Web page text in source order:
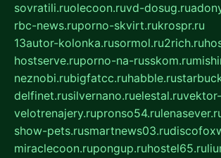
sovratili.ruolecoon.ruvd-dosug.ru
rbc-news.ruporno-skvirt.rukrospr.ru
13autor-kolonka.rusormol.ru2rich.ru
hostserve.ruporno-na-russkom.ru
neznobi.rubigfatcc.ruhabble.ru
delfinet.rusilvernano.ruelestal.ru
velotrenajery.rupronso54.ru
show-pets.rusmartnews03.ru
miraclecoon.rupongup.ruhostel65.ru